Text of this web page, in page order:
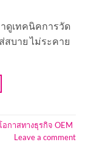
ดูเทคนิคการวัด
สบาย ไม่ระคาย
อกาสทางธุรกิจ OEM
Leave a comment